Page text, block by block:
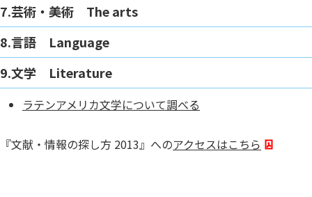
7.芸術・美術 The arts
8.言語 Language
9.文学 Literature
ラテンアメリカ文学について調べる
『文献・情報の探し方 2013』へのアクセスはこちら